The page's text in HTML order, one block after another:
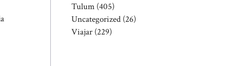
Tulum (405)
Uncategorized (26)
Viajar (229)